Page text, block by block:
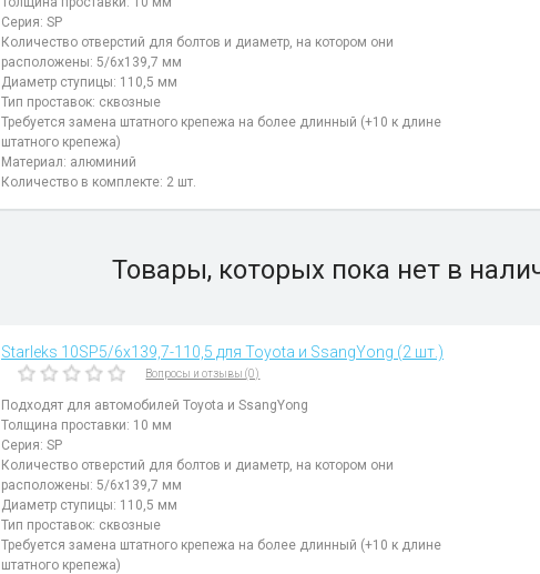
Серия: SP
Количество отверстий для болтов и диаметр, на котором они
расположены: 5/6х139,7 мм
Диаметр ступицы: 110,5 мм
Тип проставок: сквозные
Требуется замена штатного крепежа на более длинный (+10 к длине
штатного крепежа)
Материал: алюминий
Количество в комплекте: 2 шт.
Товары, которых пока нет в
Starleks 10SP5/6х139,7-110,5 для Toyota и SsangYong (2 шт.)
Вопросы и отзывы (0)
Подходят для автомобилей Toyota и SsangYong
Толщина проставки: 10 мм
Серия: SP
Количество отверстий для болтов и диаметр, на котором они
расположены: 5/6х139,7 мм
Диаметр ступицы: 110,5 мм
Тип проставок: сквозные
Требуется замена штатного крепежа на более длинный (+10 к длине
штатного крепежа)